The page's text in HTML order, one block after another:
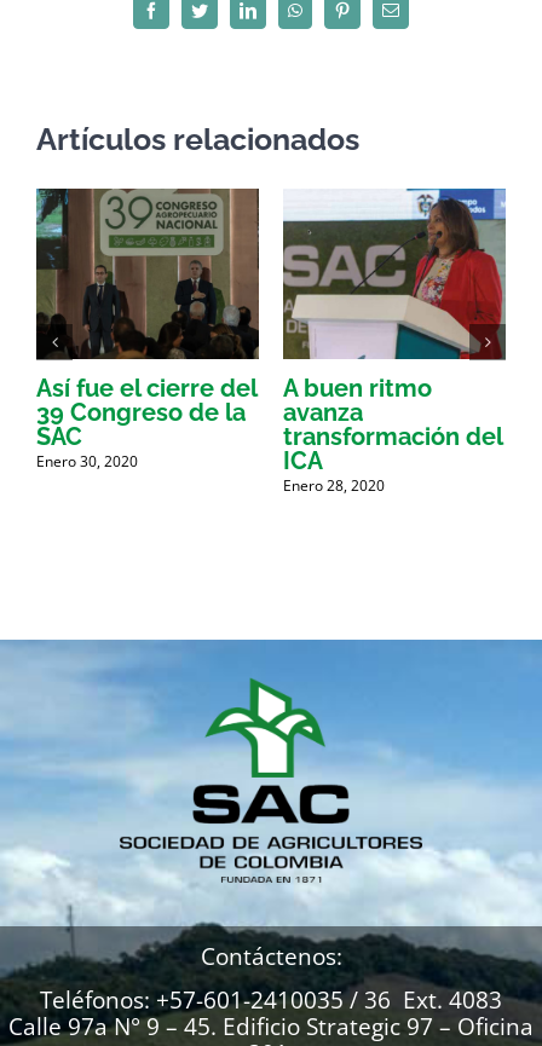
FacebookTwitterLinkedInWhatsAppPinterestCorreo
electrónico
Artículos relacionados
Así fue el cierre del
39 Congreso de la
SAC
Enero 30, 2020
A buen ritmo
avanza
transformación del
ICA
Enero 28, 2020
Contáctenos:
Teléfonos: +57-601-2410035 / 36 Ext. 4083
Calle 97a N° 9 – 45. Edificio Strategic 97 – Oficina